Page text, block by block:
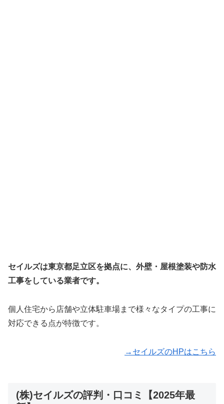
セイルズは東京都足立区を拠点に、外壁・屋根塗装や防水
工事をしている業者です。
個人住宅から店舗や立体駐車場まで様々なタイプの工事に
対応できる点が特徴です。
→セイルズのHPはこちら
(株)セイルズの評判・口コミ【2025年最